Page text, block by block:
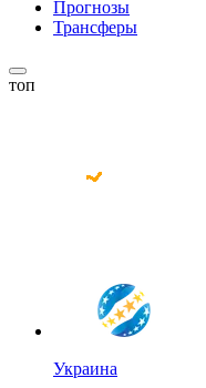
Прогнозы
Трансферы
топ
Украина